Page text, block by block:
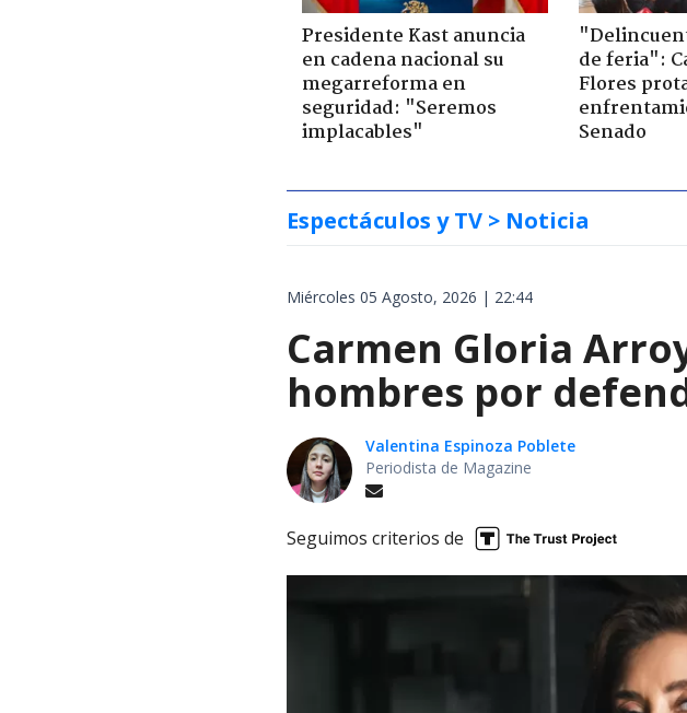
Presidente Kast anuncia
en cadena nacional su
megarreforma en
seguridad: "Seremos
implacables"
de feria":
Flores
Senado
Espectáculos y TV > Noticia
Miércoles 05 Agosto, 2026 | 22:44
Carmen Gloria
hombres por
Valentina Espinoza Poblete
Periodista de Magazine
Seguimos criterios de